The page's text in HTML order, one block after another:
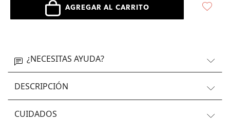
AGREGAR AL CARRITO
¿NECESITAS AYUDA?
DESCRIPCIÓN
CUIDADOS